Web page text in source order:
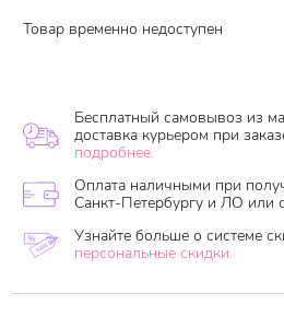
Товар временно недоступен
Бесплатный самовывоз из
доставка курьером при
подробнее.
Оплата наличными при
Санкт-Петербургу и ЛО или
Узнайте больше о системе
персональные скидки.